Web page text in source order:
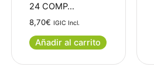
24 COMP…
8,70€ IGIC Incl.
Añadir al carrito